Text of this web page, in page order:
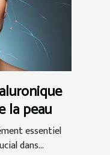
la peau
essentiel
dans...